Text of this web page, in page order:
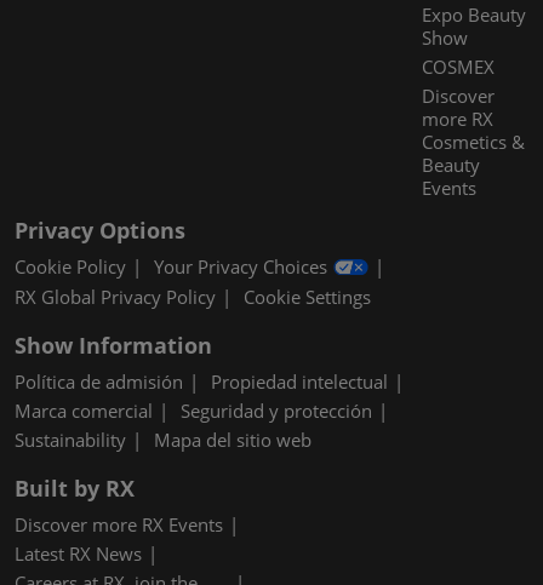
Expo Beauty
Show
COSMEX
Discover
more RX
Cosmetics &
Beauty
Events
Privacy Options
Cookie Policy
Your Privacy Choices
RX Global Privacy Policy
Cookie Settings
Show Information
Política de admisión
Propiedad intelectual
Marca comercial
Seguridad y protección
Sustainability
Mapa del sitio web
Built by RX
Discover more RX Events
Latest RX News